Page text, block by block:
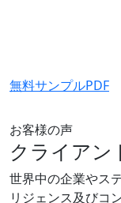
無料サンプルPDF
お客様の声
クライアン
世界中の企業やス
リジェンス及びコ